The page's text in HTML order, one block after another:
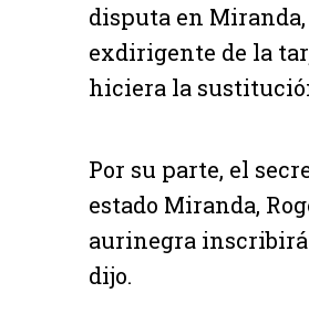
disputa en
exdirigente de la
hiciera la
Por su parte, el
estado Miranda,
aurinegra inscribirá
dijo.